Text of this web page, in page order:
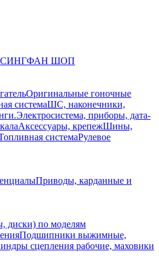
ФАН ШОП
Оригинальные гоночные
системаШС, наконечники,
Электросистема, приборы, дата-
Аксессуары, крепежШины,
системаРулевое
Приводы, карданные и
диски) по моделям
Подшипники выжимные,
сцепления рабочие, маховики